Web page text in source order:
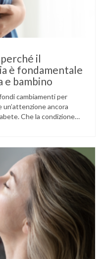
il
è fondamentale
e bambino
cambiamenti per
un’attenzione ancora
Che la condizione
gestazionale),